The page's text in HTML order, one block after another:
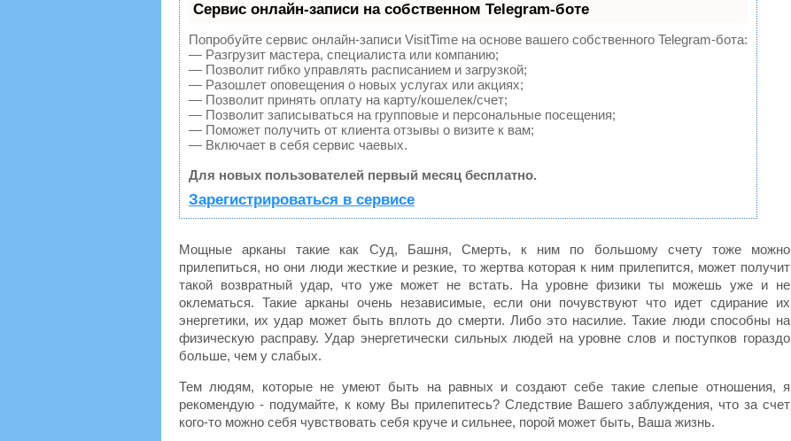
Сервис онлайн-записи на собственном Telegram-боте
Попробуйте сервис онлайн-записи VisitTime на основе вашего собственного Telegram-бота:
— Разгрузит мастера, специалиста или компанию;
— Позволит гибко управлять расписанием и загрузкой;
— Разошлет оповещения о новых услугах или акциях;
— Позволит принять оплату на карту/кошелек/счет;
— Позволит записываться на групповые и персональные посещения;
— Поможет получить от клиента отзывы о визите к вам;
— Включает в себя сервис чаевых.
Для новых пользователей первый месяц бесплатно.
Зарегистрироваться в сервисе
Мощные арканы такие как Суд, Башня, Смерть, к ним по большому счету тоже можно
прилепиться, но они люди жесткие и резкие, то жертва которая к ним прилепится, может получит
такой возвратный удар, что уже может не встать. На уровне физики ты можешь уже и не
оклематься. Такие арканы очень независимые, если они почувствуют что идет сдирание их
энергетики, их удар может быть вплоть до смерти. Либо это насилие. Такие люди способны на
физическую расправу. Удар энергетически сильных людей на уровне слов и поступков гораздо
больше, чем у слабых.
Тем людям, которые не умеют быть на равных и создают себе такие слепые отношения, я
рекомендую - подумайте, к кому Вы прилепитесь? Следствие Вашего заблуждения, что за счет
кого-то можно себя чувствовать себя круче и сильнее, порой может быть, Ваша жизнь.